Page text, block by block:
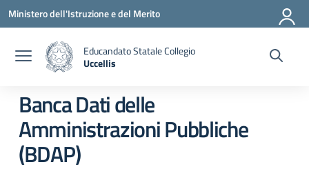
Vai ai contenuti
Vai al menu di navigazione
Vai al footer
Ministero dell'Istruzione e del Merito
Educandato Statale Collegio
Uccellis
Banca Dati delle
Amministrazioni Pubbliche
(BDAP)